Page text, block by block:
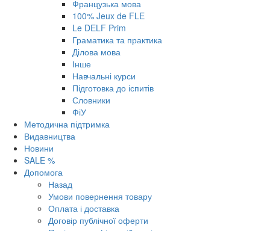
Французька мова
100% Jeux de FLE
Le DELF Prim
Граматика та практика
Ділова мова
Інше
Навчальні курси
Підготовка до іспитів
Словники
ФіУ
Методична підтримка
Видавництва
Новини
SALE %
Допомога
Назад
Умови повернення товару
Оплата і доставка
Договір публічної оферти